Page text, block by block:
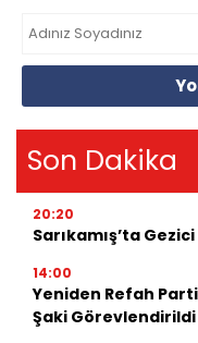
Son Dakika
20:20
Sarıkamış’ta
14:00
Yeniden Refah
Şaki Görevlendirildi